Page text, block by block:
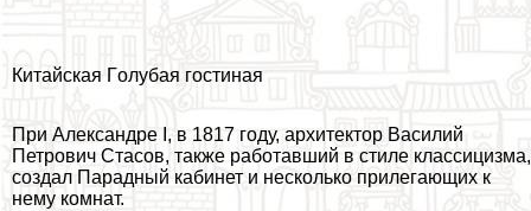
Китайская Гoлyбая гостиная
При Александре I, в 1817 году, архитектор Василий
Петрович Стасов, также работавший в стиле классицизма,
создал Парадный кабинет и несколько прилегающих к
нему комнат.